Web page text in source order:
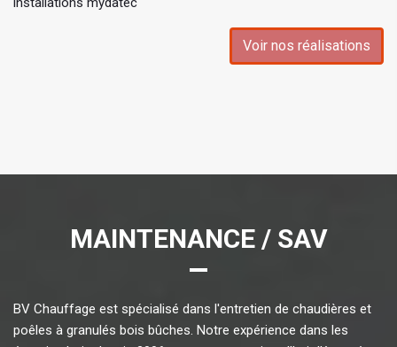
Voir nos réalisations
MAINTENANCE / SAV
BV Chauffage est spécialisé dans l'entretien de chaudières et
poêles à granulés bois bûches. Notre expérience dans les